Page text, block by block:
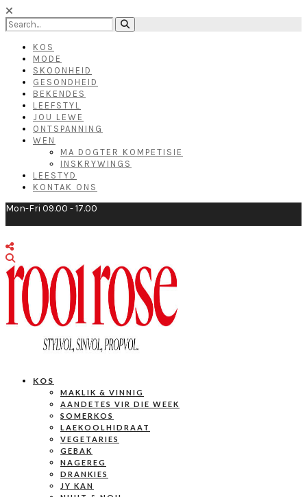
KOS
MODE
SKOONHEID
GESONDHEID
BEKENDES
LEEFSTYL
JOU LEWE
ONTSPANNING
WEN
MA DOGTER KOMPETISIE
INSKRYWINGS
LEESTYD
KONTAK ONS
Mon-Fri 09.00 - 17.00
KOS
MAKLIK & VINNIG
AANDETES VIR DIE WEEK
SOMERKOS
LAEKOOLHIDRAAT
VEGETARIES
GEBAK
NAGEREG
DRANKIES
JY KAN